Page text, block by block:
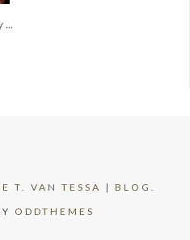
...
T. VAN TESSA | BLOG.
ODDTHEMES